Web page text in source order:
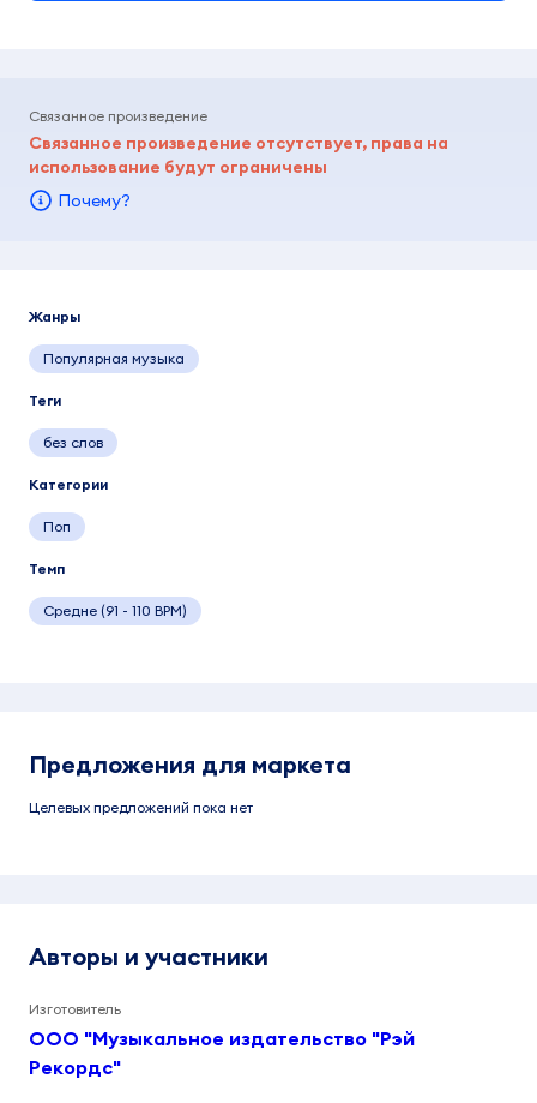
Связанное произведение
Связанное произведение отсутствует, права на
использование будут ограничены
Почему?
Жанры
Популярная музыка
Теги
без слов
Категории
Поп
Темп
Средне (91 - 110 BPM)
Предложения для маркета
Целевых предложений пока нет
Авторы и участники
Изготовитель
ООО "Музыкальное издательство "Рэй
Рекордс"